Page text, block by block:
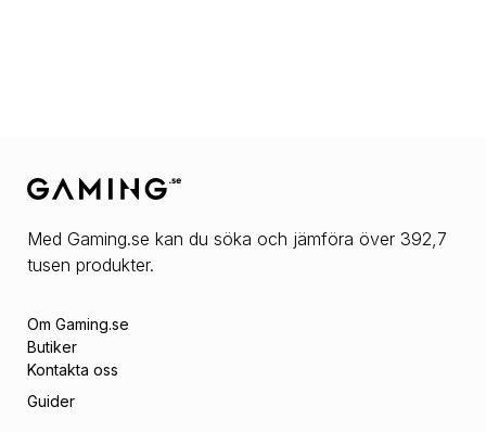
Med Gaming.se kan du söka och jämföra över 392,7
tusen produkter.
Om Gaming.se
Butiker
Kontakta oss
Guider